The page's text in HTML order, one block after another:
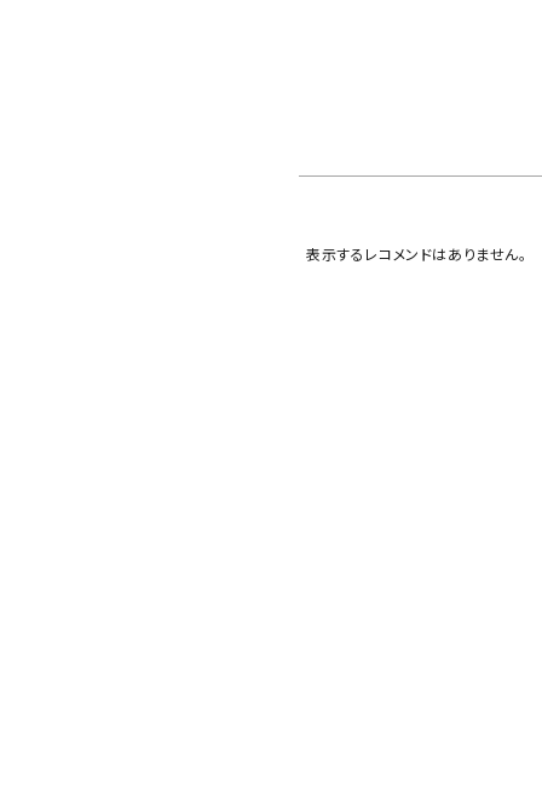
表示するレコメンドはありません。